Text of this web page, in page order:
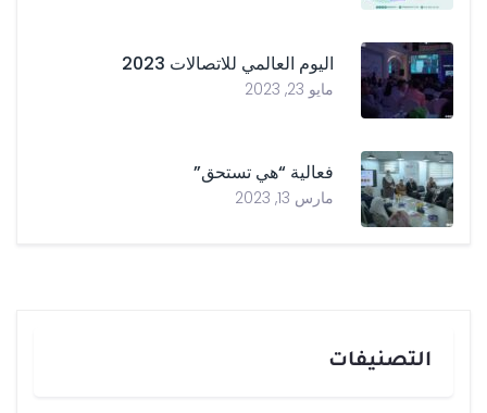
اليوم العالمي للاتصالات 2023
مايو 23, 2023
فعالية “هي تستحق”
مارس 13, 2023
التصنيفات